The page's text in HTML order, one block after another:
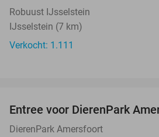
Robuust IJsselstein
IJsselstein (7 km)
Verkocht: 1.111
Entree voor DierenPark
DierenPark Amersfoort